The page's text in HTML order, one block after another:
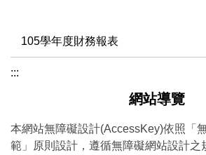
105學年度財務報表
:::
網站導覽
本網站無障礙設計(AccessKey)依照「
範」原則設計，遵循無障礙網站設計之